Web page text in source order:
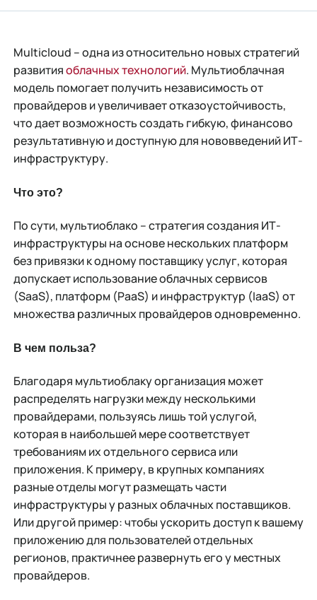
Multicloud – одна из относительно новых стратегий
развитияоблачных технологий. Мультиоблачная
модель помогает получить независимость от
провайдеров и увеличивает отказоустойчивость,
что дает возможность создать гибкую, финансово
результативную и доступную для нововведений ИТ-
инфраструктуру.
Что это?
По сути, мультиоблако – стратегия создания ИТ-
инфраструктуры на основе нескольких платформ
без привязки к одному поставщику услуг, которая
допускает использование облачных сервисов
(SaaS), платформ (PaaS) и инфраструктур (IaaS) от
множества различных провайдеров одновременно.
В чем польза?
Благодаря мультиоблаку организация может
распределять нагрузки между несколькими
провайдерами, пользуясь лишь той услугой,
которая в наибольшей мере соответствует
требованиям их отдельного сервиса или
приложения. К примеру, в крупных компаниях
разные отделы могут размещать части
инфраструктуры у разных облачных поставщиков.
Или другой пример: чтобы ускорить доступ к вашему
приложению для пользователей отдельных
регионов, практичнее развернуть его у местных
провайдеров.